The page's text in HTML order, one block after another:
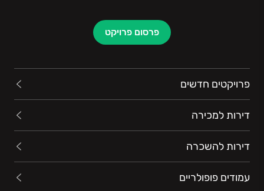
פרסום פרויקט
פרויקטים חדשים
דירות למכירה
דירות להשכרה
עמודים פופולריים